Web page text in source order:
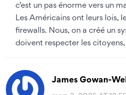
c’est un pas énorme vers un
Les Américains ont leurs lois,
firewalls. Nous, on a créé un
doivent respecter les citoyens,
James Gowan-